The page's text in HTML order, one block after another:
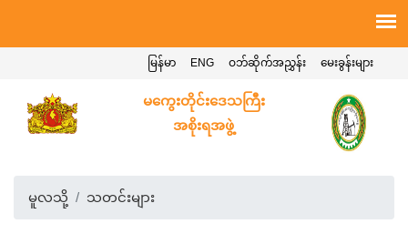
မေးခွန်းများ
ဝဘ်ဆိုက်အညွှန်း
ENG
မြန်မာ
မကွေးတိုင်းဒေသကြီး
အစိုးရအဖွဲ့
မူလသို့ သတင်းများ